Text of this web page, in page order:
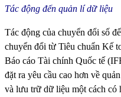
Tác động đến quản lí dữ liệu
Tác động của chuyển đổi số
chuyển đổi từ Tiêu chuẩn Kế
Báo cáo Tài chính Quốc tế
đặt ra yêu cầu cao hơn về
và lưu trữ dữ liệu một cách có